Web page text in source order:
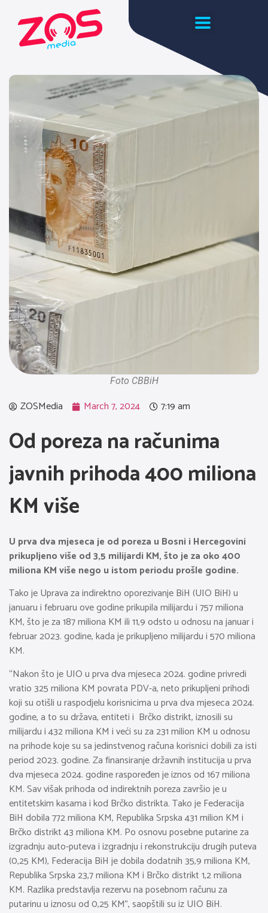
Foto CBBiH
ZOSMedia March 7, 2024 7:19 am
Od poreza na računima
javnih prihoda 400 miliona
KM više
U prva dva mjeseca je od poreza u Bosni i Hercegovini
prikupljeno više od 3,5 milijardi KM, što je za oko 400
miliona KM više nego u istom periodu prošle godine.
Tako je Uprava za indirektno oporezivanje BiH (UIO BiH) u
januaru i februaru ove godine prikupila milijardu i 757 miliona
KM, što je za 187 miliona KM ili 11,9 odsto u odnosu na januar i
februar 2023. godine, kada je prikupljeno milijardu i 570 miliona
KM.
“Nakon što je UIO u prva dva mjeseca 2024. godine privredi
vratio 325 miliona KM povrata PDV-a, neto prikupljeni prihodi
koji su otišli u raspodjelu korisnicima u prva dva mjeseca 2024.
godine, a to su država, entiteti i Brčko distrikt, iznosili su
milijardu i 432 miliona KM i veći su za 231 milion KM u odnosu
na prihode koje su sa jedinstvenog računa korisnici dobili za isti
period 2023. godine. Za finansiranje državnih institucija u prva
dva mjeseca 2024. godine raspoređen je iznos od 167 miliona
KM. Sav višak prihoda od indirektnih poreza završio je u
entitetskim kasama i kod Brčko distrikta. Tako je Federacija
BiH dobila 772 miliona KM, Republika Srpska 431 milion KM i
Brčko distrikt 43 miliona KM. Po osnovu posebne putarine za
izgradnju auto-puteva i izgradnju i rekonstrukciju drugih puteva
(0,25 KM), Federacija BiH je dobila dodatnih 35,9 miliona KM,
Republika Srpska 23,7 miliona KM i Brčko distrikt 1,2 miliona
KM. Razlika predstavlja rezervu na posebnom računu za
putarinu u iznosu od 0,25 KM”, saopštili su iz UIO BiH.